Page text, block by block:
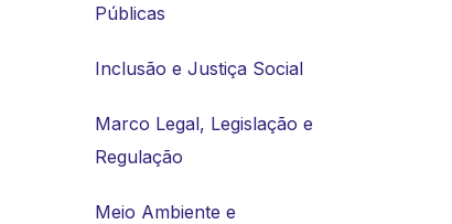
Públicas
Inclusão e Justiça Social
Marco Legal, Legislação e
Regulação
Meio Ambiente e